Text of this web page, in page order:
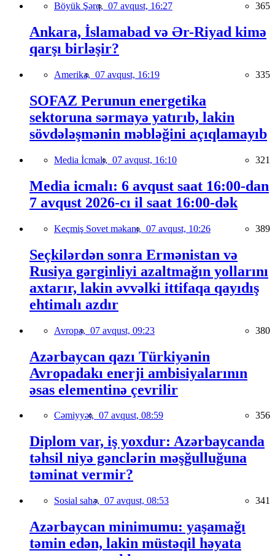
Böyük Şərq, 07 avqust, 16:27 365
Ankara, İslamabad və Ər-Riyad kimə
qarşı birləşir?
Amerika, 07 avqust, 16:19 335
SOFAZ Perunun energetika
sektoruna sərmayə yatırıb, lakin
sövdələşmənin məbləğini açıqlamayıb
Media İcmalı, 07 avqust, 16:10 321
Media icmalı: 6 avqust saat 16:00-dan
7 avqust 2026-cı il saat 16:00-dək
Keçmiş Sovet məkanı, 07 avqust, 10:26 389
Seçkilərdən sonra Ermənistan və
Rusiya gərginliyi azaltmağın yollarını
axtarır, lakin əvvəlki ittifaqa qayıdış
ehtimalı azdır
Avropa, 07 avqust, 09:23 380
Azərbaycan qazı Türkiyənin
Avropadakı enerji ambisiyalarının
əsas elementinə çevrilir
Cəmiyyət, 07 avqust, 08:59 356
Diplom var, iş yoxdur: Azərbaycanda
təhsil niyə gənclərin məşğulluğuna
təminat vermir?
Sosial sahə, 07 avqust, 08:53 341
Azərbaycan minimumu: yaşamağı
təmin edən, lakin müstəqil həyata